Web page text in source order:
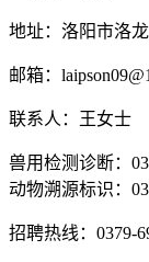
地址：洛阳市洛
邮箱：
联系人：王女士
兽用检测诊断：
动物溯源标识：
招聘热线：0379-